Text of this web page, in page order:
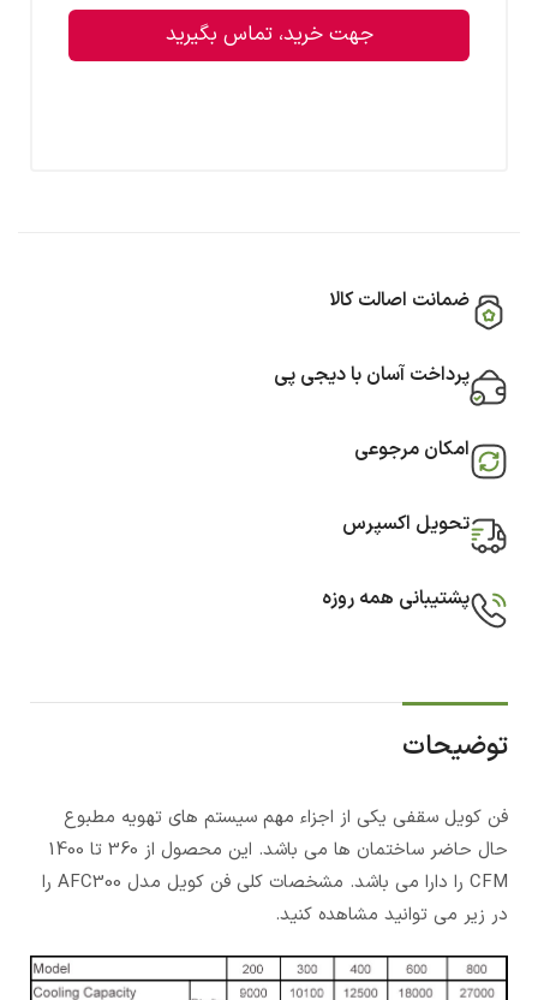
جهت خرید، تماس بگیرید
ضمانت اصالت کالا
پرداخت آسان با دیجی پی
امکان مرجوعی
تحویل اکسپرس
پشتیبانی همه روزه
توضیحات
فن کویل سقفی یکی از اجزاء مهم سیستم های تهویه مطبوع
حال حاضر ساختمان ها می باشد. این محصول از 360 تا 1400
CFM را دارا می باشد. مشخصات کلی فن کویل مدل AFC300 را
در زیر می توانید مشاهده کنید.